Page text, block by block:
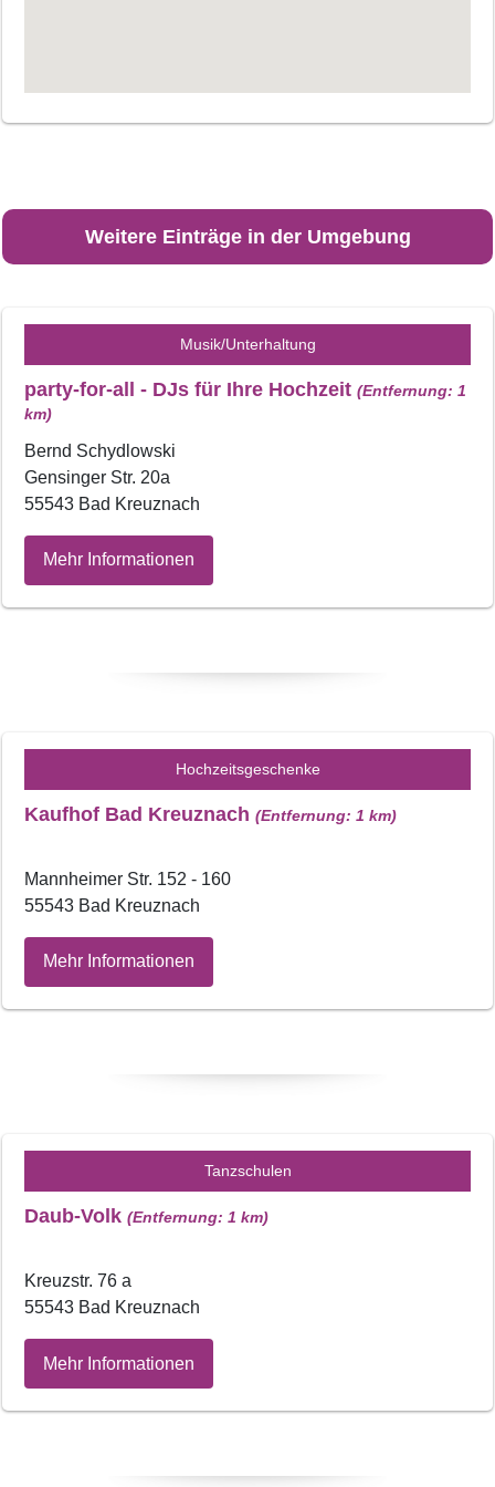
Weitere Einträge in der Umgebung
Musik/Unterhaltung
party-for-all - DJs für Ihre Hochzeit (Entfernung: 1
km)
Bernd Schydlowski
Gensinger Str. 20a
55543 Bad Kreuznach
Mehr Informationen
Hochzeitsgeschenke
Kaufhof Bad Kreuznach (Entfernung: 1 km)
Mannheimer Str. 152 - 160
55543 Bad Kreuznach
Mehr Informationen
Tanzschulen
Daub-Volk (Entfernung: 1 km)
Kreuzstr. 76 a
55543 Bad Kreuznach
Mehr Informationen